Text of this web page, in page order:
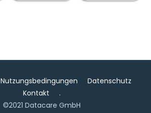
Nutzungsbedingungen
Datenschutz
Kontakt
.
©2021 Datacare GmbH